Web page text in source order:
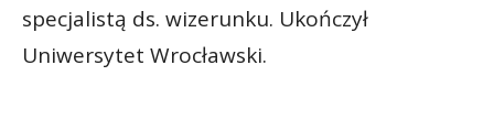
specjalistą ds. wizerunku. Ukończył
Uniwersytet Wrocławski.